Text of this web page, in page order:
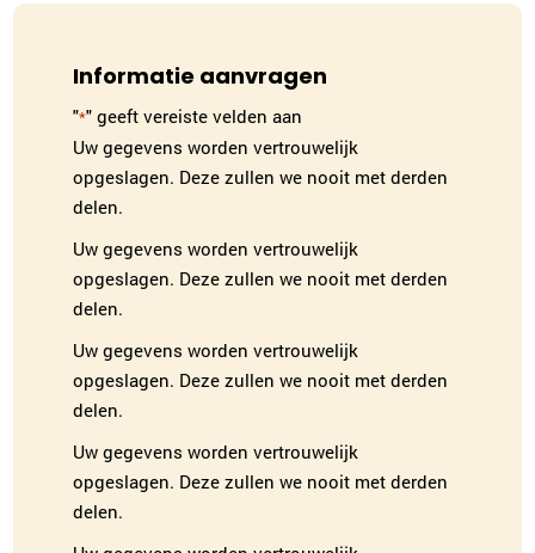
Informatie aanvragen
"*" geeft vereiste velden aan
Uw gegevens worden vertrouwelijk
opgeslagen. Deze zullen we nooit met derden
delen.
Uw gegevens worden vertrouwelijk
opgeslagen. Deze zullen we nooit met derden
delen.
Uw gegevens worden vertrouwelijk
opgeslagen. Deze zullen we nooit met derden
delen.
Uw gegevens worden vertrouwelijk
opgeslagen. Deze zullen we nooit met derden
delen.